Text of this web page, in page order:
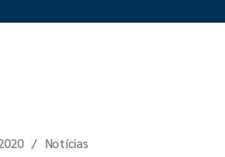
Notícias